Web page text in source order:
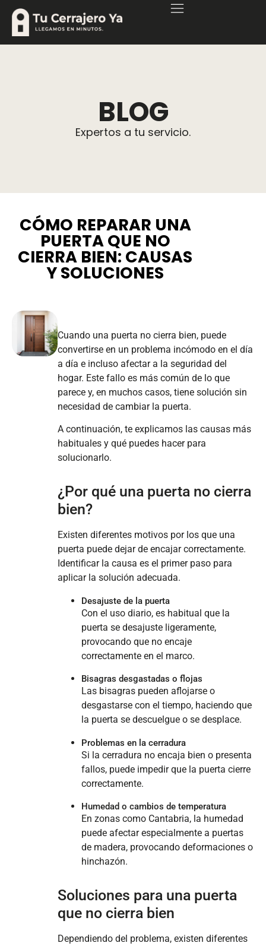
BLOG
Expertos a tu servicio.
CÓMO REPARAR UNA
PUERTA QUE NO
CIERRA BIEN: CAUSAS
Y SOLUCIONES
Cuando una puerta no cierra bien, puede
convertirse en un problema incómodo en el día
a día e incluso afectar a la seguridad del
hogar. Este fallo es más común de lo que
parece y, en muchos casos, tiene solución sin
necesidad de cambiar la puerta.
A continuación, te explicamos las causas más
habituales y qué puedes hacer para
solucionarlo.
¿Por qué una puerta no cierra
bien?
Existen diferentes motivos por los que una
puerta puede dejar de encajar correctamente.
Identificar la causa es el primer paso para
aplicar la solución adecuada.
Desajuste de la puerta
Con el uso diario, es habitual que la
puerta se desajuste ligeramente,
provocando que no encaje
correctamente en el marco.
Bisagras desgastadas o flojas
Las bisagras pueden aflojarse o
desgastarse con el tiempo, haciendo que
la puerta se descuelgue o se desplace.
Problemas en la cerradura
Si la cerradura no encaja bien o presenta
fallos, puede impedir que la puerta cierre
correctamente.
Humedad o cambios de temperatura
En zonas como Cantabria, la humedad
puede afectar especialmente a puertas
de madera, provocando deformaciones o
hinchazón.
Soluciones para una puerta
que no cierra bien
Dependiendo del problema, existen diferentes